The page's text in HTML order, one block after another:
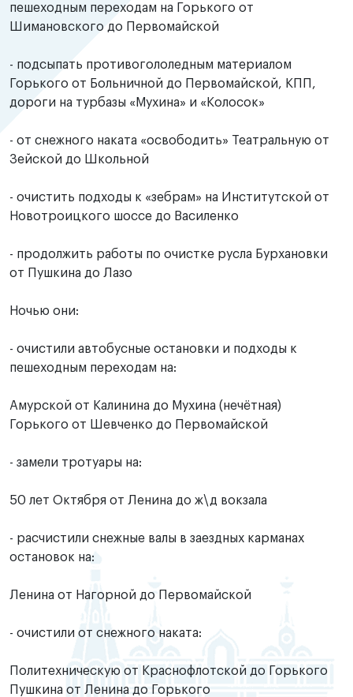
пешеходным переходам на Горького от
Шимановского до Первомайской
- подсыпать противогололедным материалом
Горького от Больничной до Первомайской, КПП,
дороги на турбазы «Мухина» и «Колосок»
- от снежного наката «освободить» Театральную от
Зейской до Школьной
- очистить подходы к «зебрам» на Институтской от
Новотроицкого шоссе до Василенко
- продолжить работы по очистке русла Бурхановки
от Пушкина до Лазо
Ночью они:
- очистили автобусные остановки и подходы к
пешеходным переходам на:
Амурской от Калинина до Мухина (нечётная)
Горького от Шевченко до Первомайской
- замели тротуары на:
50 лет Октября от Ленина до ж\д вокзала
- расчистили снежные валы в заездных карманах
остановок на:
Ленина от Нагорной до Первомайской
- очистили от снежного наката:
Политехническую от Краснофлотской до Горького
Пушкина от Ленина до Горького